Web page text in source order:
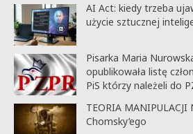
AI Act: kiedy trzeba
użycie sztucznej
Pisarka Maria
opublikowała listę
PiS którzy należeli do
TEORIA MANIPULACJI
Chomsky’ego